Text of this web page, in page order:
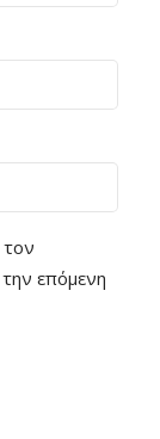
επόμενη